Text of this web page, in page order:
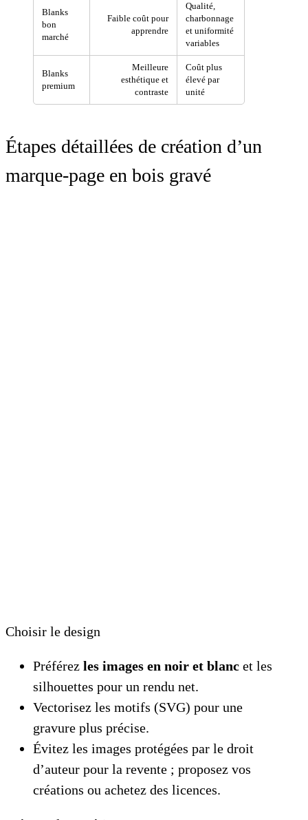
Blanks
bon
marché
Faible coût pour
apprendre
Qualité,
charbonnage
et uniformité
variables
Blanks
premium
Meilleure
esthétique et
contraste
Coût plus
élevé par
unité
Étapes détaillées de création d’un
marque-page en bois gravé
Choisir le design
Préférez les images en noir et blanc et les
silhouettes pour un rendu net.
Vectorisez les motifs (SVG) pour une
gravure plus précise.
Évitez les images protégées par le droit
d’auteur pour la revente ; proposez vos
créations ou achetez des licences.